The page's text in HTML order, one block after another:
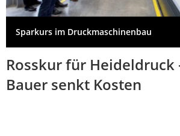
Sparkurs im Druckmaschinenbau
Rosskur für Heideldruck
Bauer senkt Kosten